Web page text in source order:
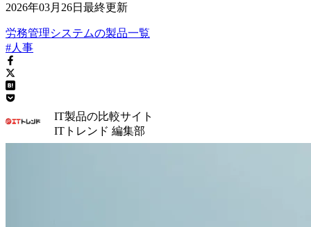
2026年03月26日 最終更新
労務管理システムの製品一覧
#人事
IT製品の比較サイト
ITトレンド 編集部